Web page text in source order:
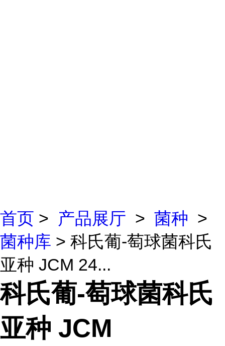
首页 > 产品展厅 > 菌种 >
菌种库 > 科氏葡-萄球菌科氏
亚种 JCM 24...
科氏葡-萄球菌科氏
亚种 JCM